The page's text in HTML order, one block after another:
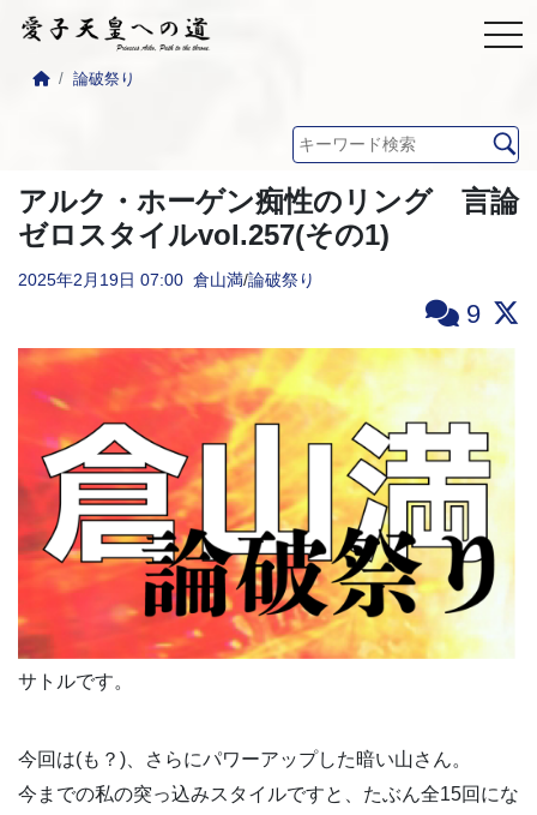
論破祭り
アルク・ホーゲン痴性のリング 言論
ゼロスタイルvol.257(その1)
2025年2月19日 07:00 倉山満/論破祭り
9
サトルです。
今回は(も？)、さらにパワーアップした暗い山さん。
今までの私の突っ込みスタイルですと、たぶん全15回にな